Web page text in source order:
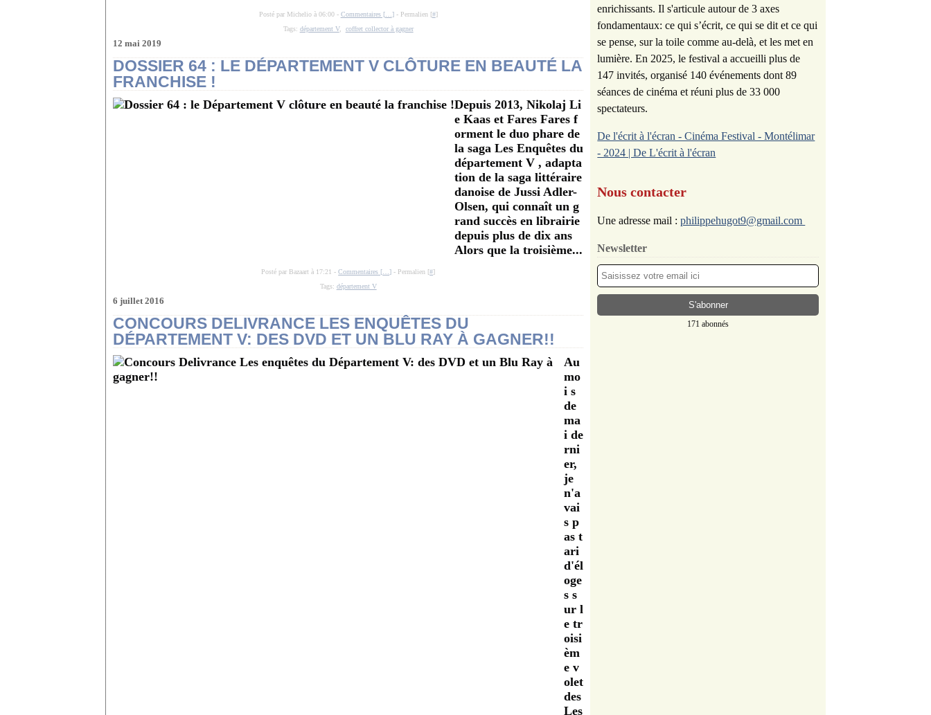
Posté par Michelio à 06:00 - Commentaires [… ]- Permalien [#]
Tags: département V, coffret collector à gagner
12 mai 2019
DOSSIER 64 : LE DÉPARTEMENT V CLÔTURE EN BEAUTÉ LA
FRANCHISE !
Depuis 2013, Nikolaj Li
e Kaas et Fares Fares f
orment le duo phare de
la saga Les Enquêtes du
département V , adapta
tion de la saga littéraire
danoise de Jussi Adler-
Olsen, qui connaît un g
rand succès en librairie
depuis plus de dix ans
Alors que la troisième...
Posté par Bazaart à 17:21 -Commentaires [ …] - Permalien [#]
Tags: département V
6 juillet 2016
CONCOURS DELIVRANCE LES ENQUÊTES DU
DÉPARTEMENT V: DES DVD ET UN BLU RAY À GAGNER!!
Au
mo
i s
de
ma
i de
rni
er,
je
n'a
vai
s p
as t
ari
d'él
oge
s s
ur l
e tr
oisi
èm
e v
olet
des
Les
enrichissants. Il s'articule autour de 3 axes
fondamentaux: ce qui s’écrit, ce qui se dit et ce qui
se pense, sur la toile comme au-delà, et les met en
lumière. En 2025, le festival a accueilli plus de
147 invités, organisé 140 événements dont 89
séances de cinéma et réuni plus de 33 000
spectateurs.
De l'écrit à l'écran - Cinéma Festival - Montélimar
- 2024 | De L'écrit à l'écran
Nous contacter
Une adresse mail :philippehugot9@gmail.com
Newsletter
171 abonnés